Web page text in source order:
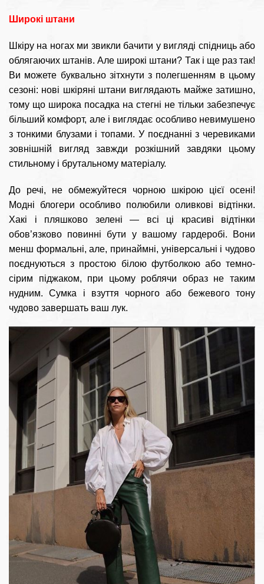
Широкі штани
Шкіру на ногах ми звикли бачити у вигляді спідниць або
облягаючих штанів. Але широкі штани? Так і ще раз так!
Ви можете буквально зітхнути з полегшенням в цьому
сезоні: нові шкіряні штани виглядають майже затишно,
тому що широка посадка на стегні не тільки забезпечує
більший комфорт, але і виглядає особливо невимушено
з тонкими блузами і топами. У поєднанні з черевиками
зовнішній вигляд завжди розкішний завдяки цьому
стильному і брутальному матеріалу.
До речі, не обмежуйтеся чорною шкірою цієї осені!
Модні блогери особливо полюбили оливкові відтінки.
Хакі і пляшково зелені — всі ці красиві відтінки
обов’язково повинні бути у вашому гардеробі. Вони
менш формальні, але, принаймні, універсальні і чудово
поєднуються з простою білою футболкою або темно-
сірим піджаком, при цьому роблячи образ не таким
нудним. Сумка і взуття чорного або бежевого тону
чудово завершать ваш лук.